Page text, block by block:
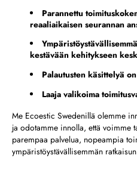
Parannettu
reaaliaikaisen seurannan
kestävään kehitykseen
Palautusten käsittelyä
Laaja valikoima
Me Ecoestic Swedenillä olemme
ja odotamme innolla, että voimme
parempaa palvelua, nopeampia
ympäristöystävällisemmän